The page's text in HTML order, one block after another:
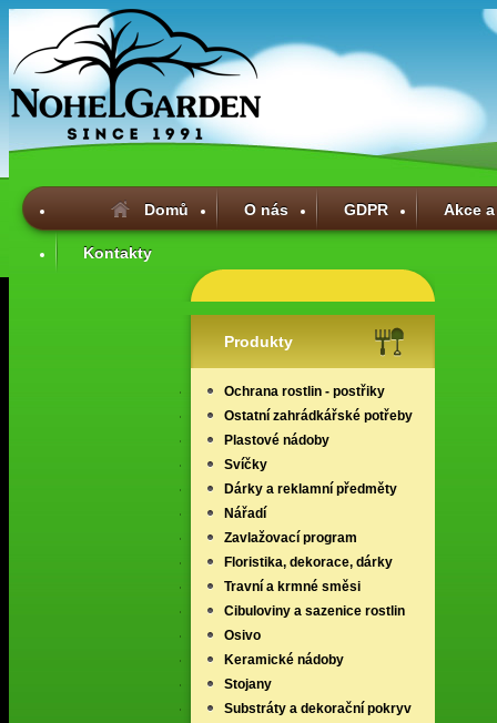
Domů O nás GDPR Akce
Kontakty
Produkty
Ochrana rostlin - postřiky
Ostatní zahrádkářské potřeby
Plastové nádoby
Svíčky
Dárky a reklamní předměty
Nářadí
Zavlažovací program
Floristika, dekorace, dárky
Travní a krmné směsi
Cibuloviny a sazenice rostlin
Osivo
Keramické nádoby
Stojany
Substráty a dekorační pokryv